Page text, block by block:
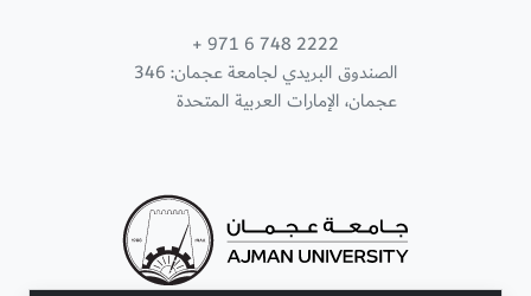
+ 971 6 748 2222
الصندوق البريدي لجامعة عجمان: 346
عجمان، الإمارات العربية المتحدة